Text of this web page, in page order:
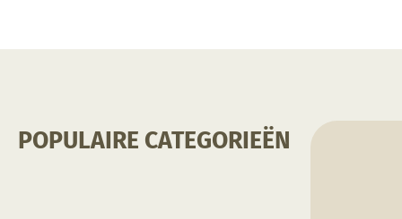
POPULAIRE CATEGORIEËN